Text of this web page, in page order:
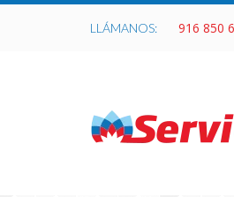
LLÁMANOS: 916 850